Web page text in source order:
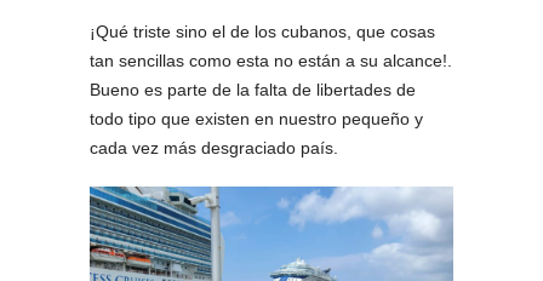
¡Qué triste sino el de los cubanos, que cosas
tan sencillas como esta no están a su alcance!.
Bueno es parte de la falta de libertades de
todo tipo que existen en nuestro pequeño y
cada vez más desgraciado país.